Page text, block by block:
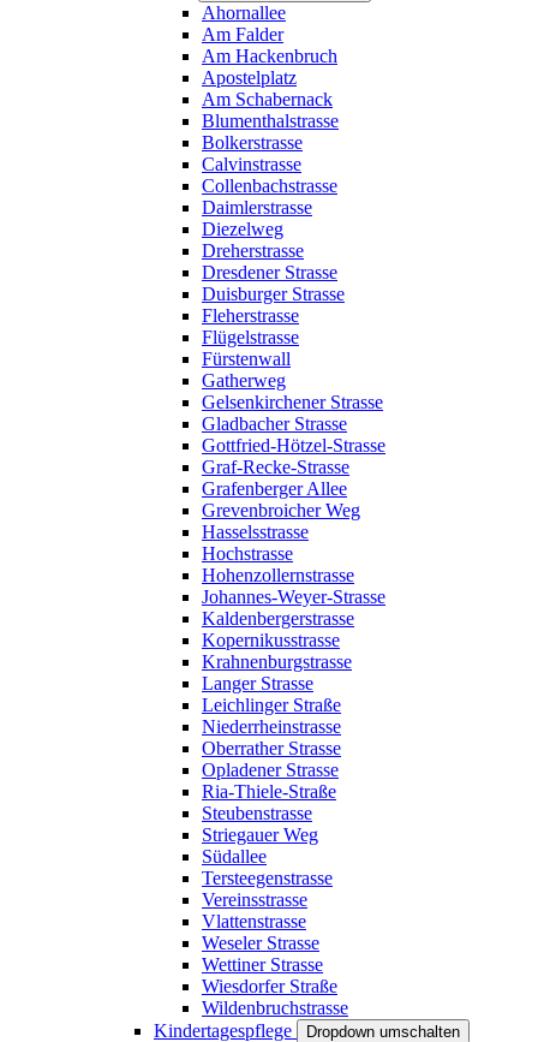
Ahornallee
Am Falder
Am Hackenbruch
Apostelplatz
Am Schabernack
Blumenthalstrasse
Bolkerstrasse
Calvinstrasse
Collenbachstrasse
Daimlerstrasse
Diezelweg
Dreherstrasse
Dresdener Strasse
Duisburger Strasse
Fleherstrasse
Flügelstrasse
Fürstenwall
Gatherweg
Gelsenkirchener Strasse
Gladbacher Strasse
Gottfried-Hötzel-Strasse
Graf-Recke-Strasse
Grafenberger Allee
Grevenbroicher Weg
Hasselsstrasse
Hochstrasse
Hohenzollernstrasse
Johannes-Weyer-Strasse
Kaldenbergerstrasse
Kopernikusstrasse
Krahnenburgstrasse
Langer Strasse
Leichlinger Straße
Niederrheinstrasse
Oberrather Strasse
Opladener Strasse
Ria-Thiele-Straße
Steubenstrasse
Striegauer Weg
Südallee
Tersteegenstrasse
Vereinsstrasse
Vlattenstrasse
Weseler Strasse
Wettiner Strasse
Wiesdorfer Straße
Wildenbruchstrasse
Kindertagespflege
Dropdown umschalten